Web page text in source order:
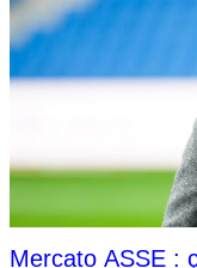
Mercato ASSE :